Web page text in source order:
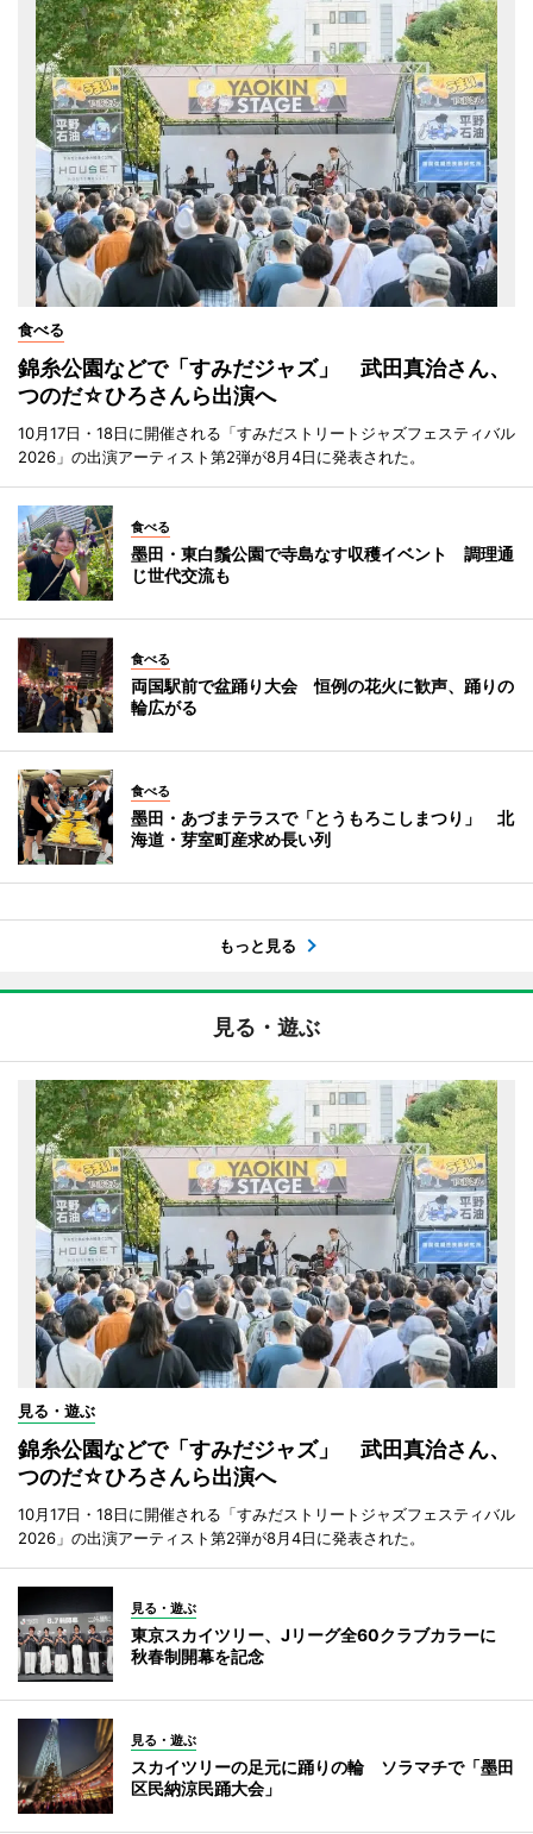
食べる
錦糸公園などで「すみだジャズ」 武田真治さん、
つのだ☆ひろさんら出演へ
10月17日・18日に開催される「すみだストリートジャズフェスティバル
2026」の出演アーティスト第2弾が8月4日に発表された。
食べる
墨田・東白鬚公園で寺島なす収穫イベント 調理通
じ世代交流も
食べる
両国駅前で盆踊り大会 恒例の花火に歓声、踊りの
輪広がる
食べる
墨田・あづまテラスで「とうもろこしまつり」 北
海道・芽室町産求め長い列
もっと見る
見る・遊ぶ
見る・遊ぶ
錦糸公園などで「すみだジャズ」 武田真治さん、
つのだ☆ひろさんら出演へ
10月17日・18日に開催される「すみだストリートジャズフェスティバル
2026」の出演アーティスト第2弾が8月4日に発表された。
見る・遊ぶ
東京スカイツリー、Jリーグ全60クラブカラーに
秋春制開幕を記念
見る・遊ぶ
スカイツリーの足元に踊りの輪 ソラマチで「墨田
区民納涼民踊大会」